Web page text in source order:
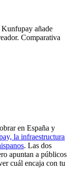
añade
Comparativa
en España y
la infraestructura
. Las dos
apuntan a públicos
cuál encaja con tu